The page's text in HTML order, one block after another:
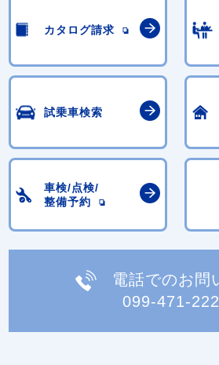
カタログ請求
試乗車検索
車検/点検/
整備予約
電話でのお問
099-471-